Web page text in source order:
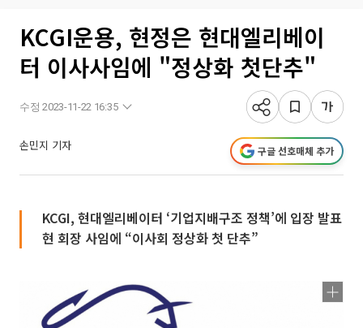
KCGI운용, 현정은 현대엘리베이
터 이사사임에 "정상화 첫단추"
수정 2023-11-22 16:35
손민지 기자 구글 선호매체 추가
KCGI, 현대엘리베이터 ‘기업지배구조 정책’에 입장 발표
현 회장 사임에 “이사회 정상화 첫 단추”